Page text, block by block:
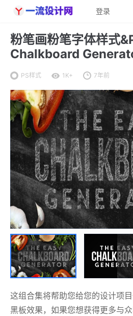
登录
粉笔画粉笔字体样式
Chalkboard
PS样式 1K+ 7年前
这组合集将帮助您给您的设计项
黑板效果，如果您想获得更多与